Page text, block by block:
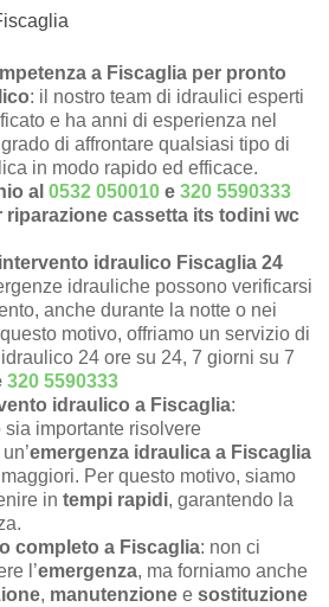
a Fiscaglia per pronto
: il nostro team di idraulici esperti
e ha anni di esperienza nel
di affrontare qualsiasi tipo di
in modo rapido ed efficace.
al0532 050010 e320 5590333
riparazione cassetta its todini wc
idraulico Fiscaglia 24
idrauliche possono verificarsi
anche durante la notte o nei
motivo, offriamo un servizio di
24 ore su 24, 7 giorni su 7
320 5590333
idraulico a Fiscaglia:
importante risolvere
emergenza idraulica a Fiscaglia
Per questo motivo, siamo
intempi rapidi, garantendo la
completo a Fiscaglia: non ci
l’emergenza, ma forniamo anche
, manutenzione esostituzione